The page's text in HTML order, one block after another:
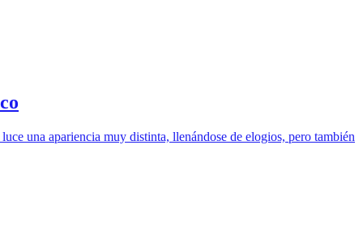
una apariencia muy distinta, llenándose de elogios, pero también